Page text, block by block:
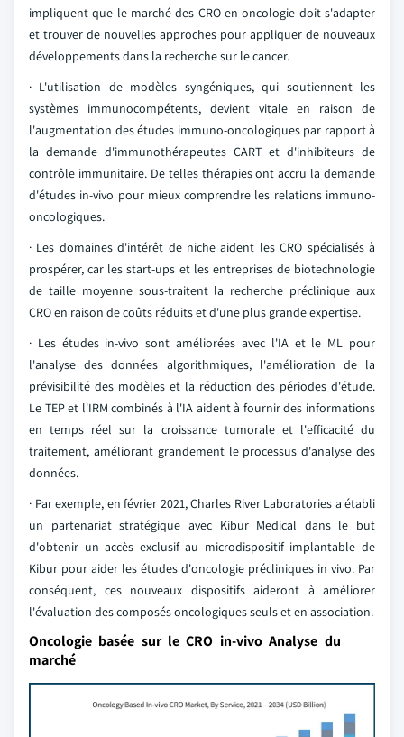
impliquent que le marché des CRO en oncologie doit s'adapter
et trouver de nouvelles approches pour appliquer de nouveaux
développements dans la recherche sur le cancer.
· L'utilisation de modèles syngéniques, qui soutiennent les
systèmes immunocompétents, devient vitale en raison de
l'augmentation des études immuno-oncologiques par rapport à
la demande d'immunothérapeutes CART et d'inhibiteurs de
contrôle immunitaire. De telles thérapies ont accru la demande
d'études in-vivo pour mieux comprendre les relations immuno-
oncologiques.
· Les domaines d'intérêt de niche aident les CRO spécialisés à
prospérer, car les start-ups et les entreprises de biotechnologie
de taille moyenne sous-traitent la recherche préclinique aux
CRO en raison de coûts réduits et d'une plus grande expertise.
· Les études in-vivo sont améliorées avec l'IA et le ML pour
l'analyse des données algorithmiques, l'amélioration de la
prévisibilité des modèles et la réduction des périodes d'étude.
Le TEP et l'IRM combinés à l'IA aident à fournir des informations
en temps réel sur la croissance tumorale et l'efficacité du
traitement, améliorant grandement le processus d'analyse des
données.
· Par exemple, en février 2021, Charles River Laboratories a établi
un partenariat stratégique avec Kibur Medical dans le but
d'obtenir un accès exclusif au microdispositif implantable de
Kibur pour aider les études d'oncologie précliniques in vivo. Par
conséquent, ces nouveaux dispositifs aideront à améliorer
l'évaluation des composés oncologiques seuls et en association.
Oncologie basée sur le CRO in-vivo Analyse du
marché